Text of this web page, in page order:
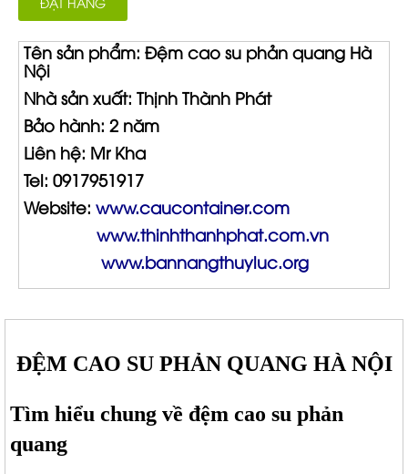
ĐẶT HÀNG
Tên sản phẩm: Đệm cao su phản quang Hà
Nội
Nhà sản xuất: Thịnh Thành Phát
Bảo hành: 2 năm
Liên hệ: Mr Kha
Tel: 0917951917
Website: www.caucontainer.com
www.thinhthanhphat.com.vn
www.bannangthuyluc.org
ĐỆM CAO SU PHẢN QUANG HÀ NỘI
Tìm hiểu chung về đệm cao su phản
quang